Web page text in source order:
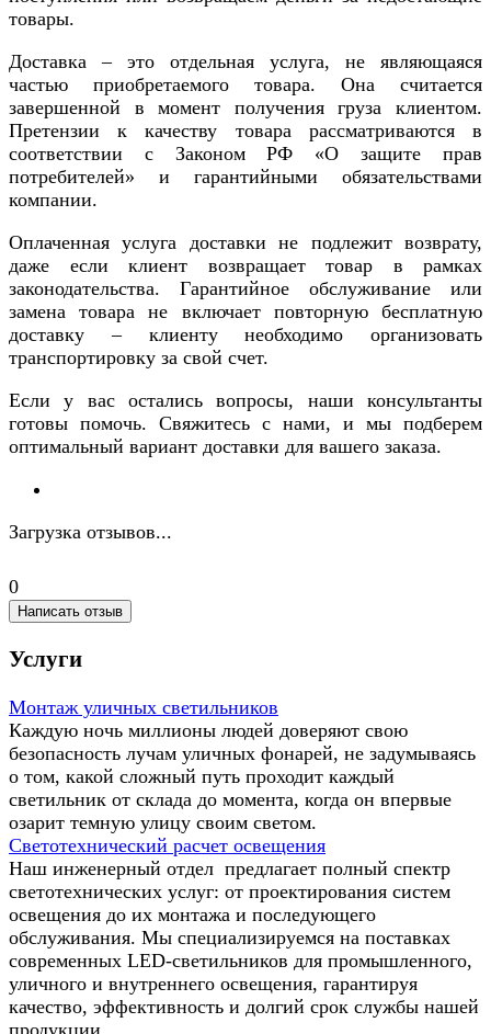
товары.
Доставка – это отдельная услуга, не являющаяся
частью приобретаемого товара. Она считается
завершенной в момент получения груза клиентом.
Претензии к качеству товара рассматриваются в
соответствии с Законом РФ «О защите прав
потребителей» и гарантийными обязательствами
компании.
Оплаченная услуга доставки не подлежит возврату,
даже если клиент возвращает товар в рамках
законодательства. Гарантийное обслуживание или
замена товара не включает повторную бесплатную
доставку – клиенту необходимо организовать
транспортировку за свой счет.
Если у вас остались вопросы, наши консультанты
готовы помочь. Свяжитесь с нами, и мы подберем
оптимальный вариант доставки для вашего заказа.
Загрузка отзывов...
0
Написать отзыв
Услуги
Монтаж уличных светильников
Каждую ночь миллионы людей доверяют свою
безопасность лучам уличных фонарей, не задумываясь
о том, какой сложный путь проходит каждый
светильник от склада до момента, когда он впервые
озарит темную улицу своим светом.
Светотехнический расчет освещения
Наш инженерный отдел предлагает полный спектр
светотехнических услуг: от проектирования систем
освещения до их монтажа и последующего
обслуживания. Мы специализируемся на поставках
современных LED-светильников для промышленного,
уличного и внутреннего освещения, гарантируя
качество, эффективность и долгий срок службы нашей
продукции.